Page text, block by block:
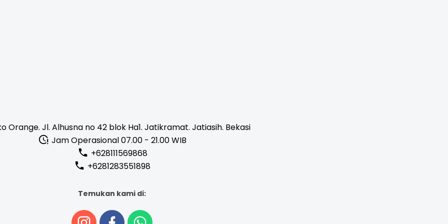
Orange. Jl. Alhusna no 42 blok Ha1. Jatikramat. Jatiasih. Bekasi
Jam Operasional 07.00 - 21.00 WIB
+628111569868
+6281283551898
Temukan kami di: